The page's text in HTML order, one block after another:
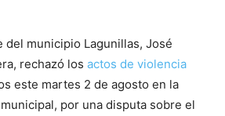
del municipio Lagunillas, José
rechazó los actos de violencia
este martes 2 de agosto en la
por una disputa sobre el